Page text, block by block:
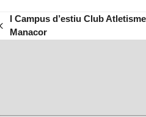
previous
I Campus d’estiu Club Atletisme
Manacor